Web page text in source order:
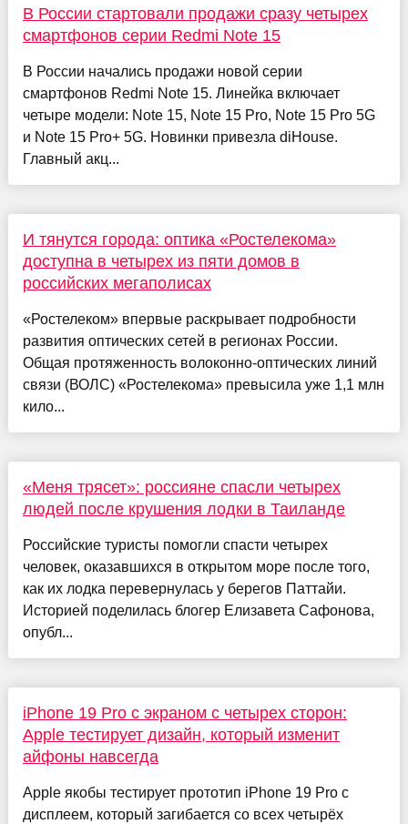
В России стартовали продажи сразу четырех
смартфонов серии Redmi Note 15
В России начались продажи новой серии
смартфонов Redmi Note 15. Линейка включает
четыре модели: Note 15, Note 15 Pro, Note 15 Pro 5G
и Note 15 Pro+ 5G. Новинки привезла diHouse.
Главный акц...
И тянутся города: оптика «Ростелекома»
доступна в четырех из пяти домов в
российских мегаполисах
«Ростелеком» впервые раскрывает подробности
развития оптических сетей в регионах России.
Общая протяженность волоконно-оптических линий
связи (ВОЛС) «Ростелекома» превысила уже 1,1 млн
кило...
«Меня трясет»: россияне спасли четырех
людей после крушения лодки в Таиланде
Российские туристы помогли спасти четырех
человек, оказавшихся в открытом море после того,
как их лодка перевернулась у берегов Паттайи.
Историей поделилась блогер Елизавета Сафонова,
опубл...
iPhone 19 Pro с экраном с четырех сторон:
Apple тестирует дизайн, который изменит
айфоны навсегда
Apple якобы тестирует прототип iPhone 19 Pro с
дисплеем, который загибается со всех четырёх